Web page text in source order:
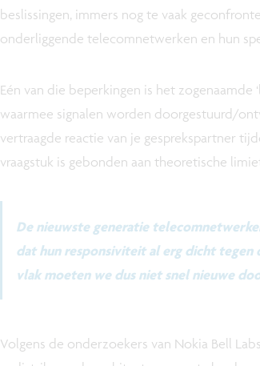
beslissingen, immers nog te vaak
onderliggende telecomnetwerken en hun
Eén van die beperkingen is het zogenaamde
waarmee signalen worden doorgestuurd/
vertraagde reactie van je gesprekspartner
vraagstuk is gebonden aan theoretische
De nieuwste generatie
dat hun responsiviteit al erg dicht
vlak moeten we dus niet snel nieuwe
Volgens de onderzoekers van Nokia Bell